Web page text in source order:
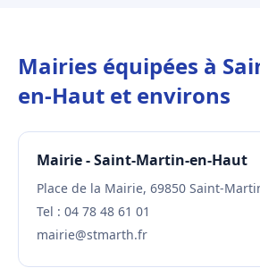
Mairies équipées à
en-Haut et environs
Mairie - Saint-Martin-en-Haut
Place de la Mairie, 69850 Saint-
Tel : 04 78 48 61 01
mairie@stmarth.fr